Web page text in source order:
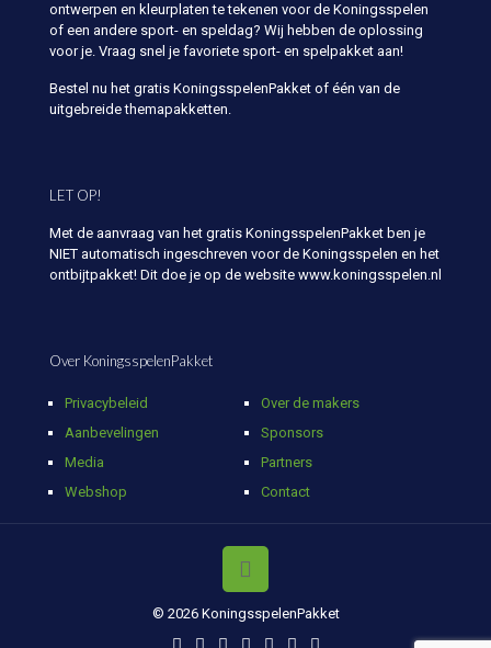
ontwerpen en kleurplaten te tekenen voor de Koningsspelen
of een andere sport- en speldag? Wij hebben de oplossing
voor je. Vraag snel je favoriete sport- en spelpakket aan!
Bestel nu het gratis KoningsspelenPakket of één van de
uitgebreide themapakketten.
LET OP!
Met de aanvraag van het gratis KoningsspelenPakket ben je
NIET automatisch ingeschreven voor de Koningsspelen en het
ontbijtpakket! Dit doe je op de website www.koningsspelen.nl
Over KoningsspelenPakket
Privacybeleid
Aanbevelingen
Media
Webshop
Over de makers
Sponsors
Partners
Contact
© 2026 KoningsspelenPakket